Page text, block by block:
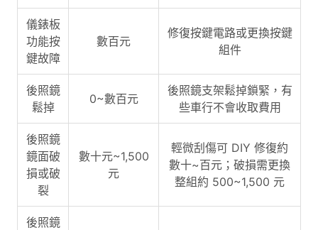
儀錶板
功能按
鍵故障
數百元
修復按鍵電路或更換按鍵
組件
後照鏡
鬆掉
0~數百元
後照鏡支架鬆掉鎖緊，有
些車行不會收取費用
後照鏡
鏡面破
損或破
裂
數十元~1,500
元
輕微刮傷可 DIY 修復約
數十~百元；破損需更換
整組約 500~1,500 元
後照鏡